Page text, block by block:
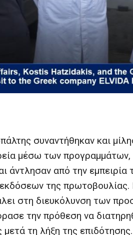
συναντήθηκαν και
μέσω των προγραμμάτων,
άντλησαν από την εμπειρία
της πρωτοβουλίας.
στη διευκόλυνση των
την πρόθεση να
τη λήξη της επιδότησης.